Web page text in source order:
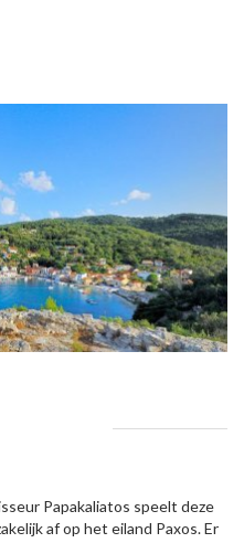
Papakaliatos speelt deze
af op het eiland Paxos. Er